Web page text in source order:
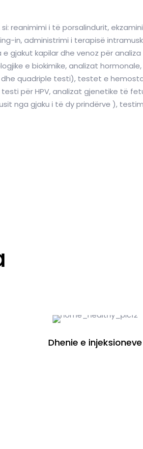
reanimimi i të porsalindurit,
in, administrimi i terapisë
gjakut kapilar dhe venoz për analiza
e biokimike, analizat
quadriple testi), testet e
për HPV, analizat gjenetike të
nga gjaku i të dy prindërve ),
Dhenie e injeksioneve